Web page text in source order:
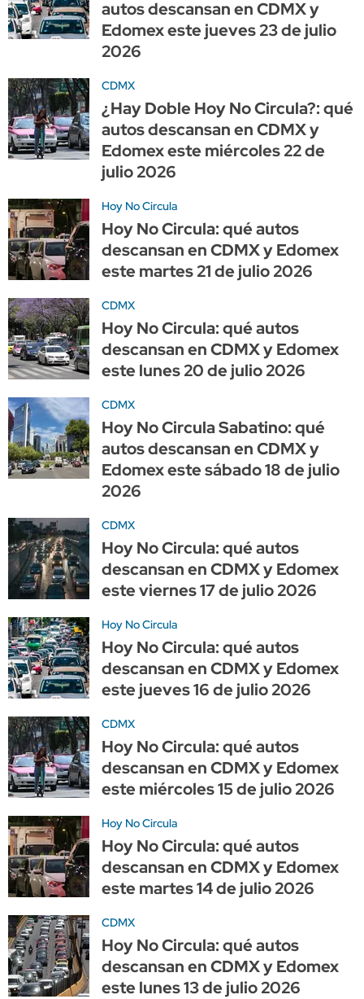
autos descansan en CDMX y
Edomex este jueves 23 de julio
2026
CDMX
¿Hay Doble Hoy No Circula?: qué
autos descansan en CDMX y
Edomex este miércoles 22 de
julio 2026
Hoy No Circula
Hoy No Circula: qué autos
descansan en CDMX y Edomex
este martes 21 de julio 2026
CDMX
Hoy No Circula: qué autos
descansan en CDMX y Edomex
este lunes 20 de julio 2026
CDMX
Hoy No Circula Sabatino: qué
autos descansan en CDMX y
Edomex este sábado 18 de julio
2026
CDMX
Hoy No Circula: qué autos
descansan en CDMX y Edomex
este viernes 17 de julio 2026
Hoy No Circula
Hoy No Circula: qué autos
descansan en CDMX y Edomex
este jueves 16 de julio 2026
CDMX
Hoy No Circula: qué autos
descansan en CDMX y Edomex
este miércoles 15 de julio 2026
Hoy No Circula
Hoy No Circula: qué autos
descansan en CDMX y Edomex
este martes 14 de julio 2026
CDMX
Hoy No Circula: qué autos
descansan en CDMX y Edomex
este lunes 13 de julio 2026